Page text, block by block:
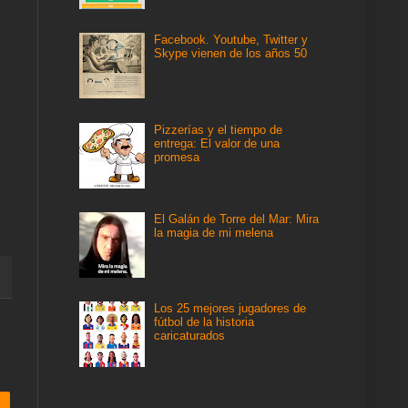
Facebook. Youtube, Twitter y
Skype vienen de los años 50
Pizzerías y el tiempo de
entrega: El valor de una
promesa
El Galán de Torre del Mar: Mira
la magia de mi melena
Los 25 mejores jugadores de
fútbol de la historia
caricaturados